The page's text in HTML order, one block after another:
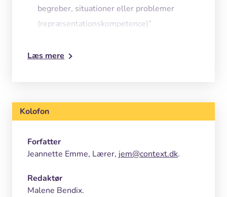
begreber, situationer eller problemer
(repræsentationskompetence)”
andre matematiske emner”
forståelse samt vælge og benytte
regneregler og former”
hvori der indgår variable”
Læs mere
Kolofon
Forfatter
Jeannette Emme, Lærer, jem@context.dk.
Redaktør
Malene Bendix.